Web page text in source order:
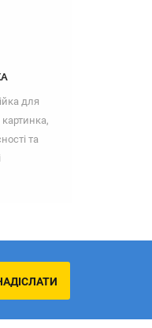
для
та